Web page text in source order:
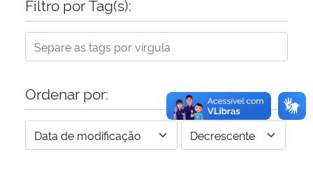
Filtro por Tag(s):
Ordenar por: